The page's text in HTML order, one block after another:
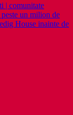
| comunitate
un milion de
House inainte de